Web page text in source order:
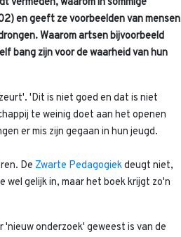
en geeft ze voorbeelden van mensen
Waarom artsen bijvoorbeeld
bang zijn voor de waarheid van hun
'Dit is niet goed en dat is niet
te weinig doet aan het openen
er mis zijn gegaan in hun jeugd.
De Zwarte Pedagogiekdeugt niet,
gelijk in, maar het boek krijgt zo'n
onderzoek' geweest is van de